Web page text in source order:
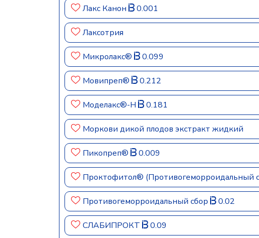
Лакс Канон 0.001
Лаксотрия
Микролакс® 0.099
Мовипреп® 0.212
Моделакс®-Н 0.181
Моркови дикой плодов экстракт жидкий
Пикопреп® 0.009
Проктофитол® (Противогеморроидальный
Противогеморроидальный сбор 0.02
СЛАБИПРОКТ 0.09